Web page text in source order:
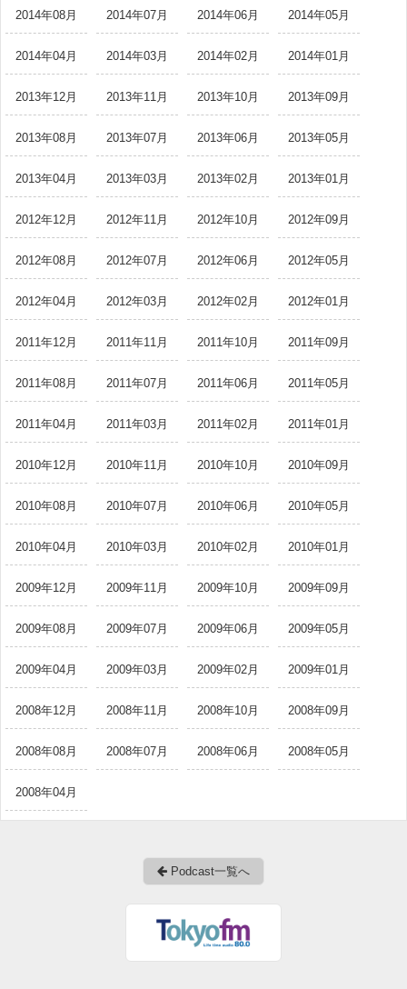
2014年08月 2014年07月 2014年06月 2014年05月
2014年04月 2014年03月 2014年02月 2014年01月
2013年12月 2013年11月 2013年10月 2013年09月
2013年08月 2013年07月 2013年06月 2013年05月
2013年04月 2013年03月 2013年02月 2013年01月
2012年12月 2012年11月 2012年10月 2012年09月
2012年08月 2012年07月 2012年06月 2012年05月
2012年04月 2012年03月 2012年02月 2012年01月
2011年12月 2011年11月 2011年10月 2011年09月
2011年08月 2011年07月 2011年06月 2011年05月
2011年04月 2011年03月 2011年02月 2011年01月
2010年12月 2010年11月 2010年10月 2010年09月
2010年08月 2010年07月 2010年06月 2010年05月
2010年04月 2010年03月 2010年02月 2010年01月
2009年12月 2009年11月 2009年10月 2009年09月
2009年08月 2009年07月 2009年06月 2009年05月
2009年04月 2009年03月 2009年02月 2009年01月
2008年12月 2008年11月 2008年10月 2008年09月
2008年08月 2008年07月 2008年06月 2008年05月
2008年04月
Podcast一覧へ